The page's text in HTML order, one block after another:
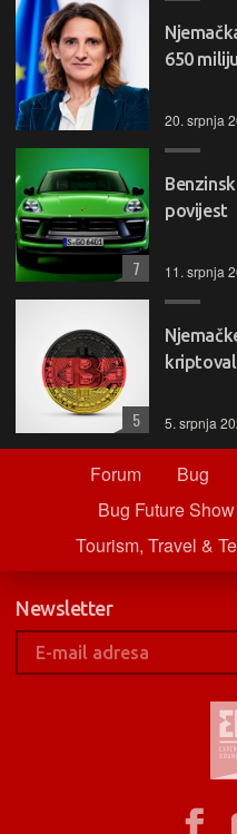
650
20. srpnja
povijest
11. srpnja
7
5. srpnja
5
Forum Bug
Bug Future Show
Tourism, Travel &
Newsletter